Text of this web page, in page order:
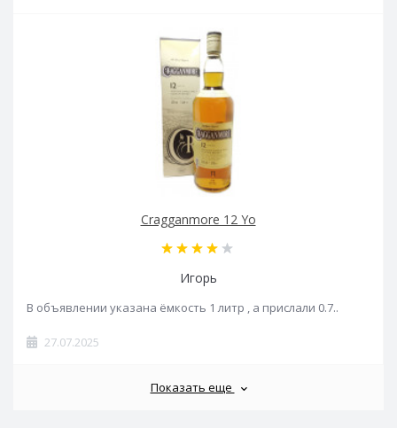
Cragganmore 12 Yo
Игорь
В объявлении указана ёмкость 1 литр , а прислали 0.7..
27.07.2025
Показать еще